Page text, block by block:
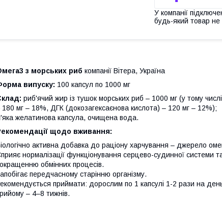
У компанії
будь-який товар
з морських риб компанії Вітера, Україна
випуску: 100 капсул по 1000 мг
риб'ячий жир із тушок морських риб – 1000 мг (у тому
180 мг – 18%, ДГК (докозагексаєнова кислота) – 120 мг – 12%);
желатинова капсула, очищена вода.
щодо вживання:
активна добавка до раціону харчування – джерело
нормалізації функціонування серцево-судинної системи
обмінних процесів.
передчасному старінню організму.
приймати: дорослим по 1 капсулі 1-2 рази на
– 4–8 тижнів.